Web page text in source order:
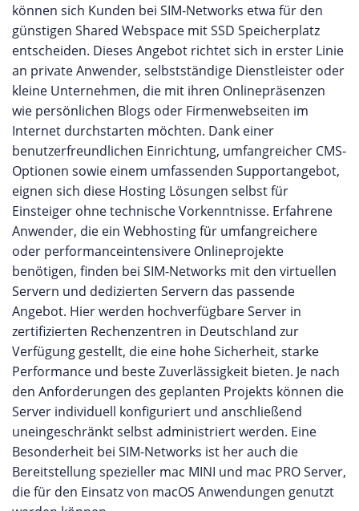
können sich Kunden bei SIM-Networks etwa für den
günstigen Shared Webspace mit SSD Speicherplatz
entscheiden. Dieses Angebot richtet sich in erster Linie
an private Anwender, selbstständige Dienstleister oder
kleine Unternehmen, die mit ihren Onlinepräsenzen
wie persönlichen Blogs oder Firmenwebseiten im
Internet durchstarten möchten. Dank einer
benutzerfreundlichen Einrichtung, umfangreicher CMS-
Optionen sowie einem umfassenden Supportangebot,
eignen sich diese Hosting Lösungen selbst für
Einsteiger ohne technische Vorkenntnisse. Erfahrene
Anwender, die ein Webhosting für umfangreichere
oder performanceintensivere Onlineprojekte
benötigen, finden bei SIM-Networks mit den virtuellen
Servern und dedizierten Servern das passende
Angebot. Hier werden hochverfügbare Server in
zertifizierten Rechenzentren in Deutschland zur
Verfügung gestellt, die eine hohe Sicherheit, starke
Performance und beste Zuverlässigkeit bieten. Je nach
den Anforderungen des geplanten Projekts können die
Server individuell konfiguriert und anschließend
uneingeschränkt selbst administriert werden. Eine
Besonderheit bei SIM-Networks ist her auch die
Bereitstellung spezieller mac MINI und mac PRO Server,
die für den Einsatz von macOS Anwendungen genutzt